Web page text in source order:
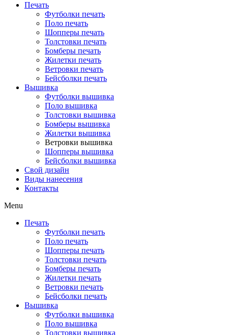
Печать
Футболки печать
Поло печать
Шопперы печать
Толстовки печать
Бомберы печать
Жилетки печать
Ветровки печать
Бейсболки печать
Вышивка
Футболки вышивка
Поло вышивка
Толстовки вышивка
Бомберы вышивка
Жилетки вышивка
Ветровки вышивка
Шопперы вышивка
Бейсболки вышивка
Свой дизайн
Виды нанесения
Контакты
Menu
Печать
Футболки печать
Поло печать
Шопперы печать
Толстовки печать
Бомберы печать
Жилетки печать
Ветровки печать
Бейсболки печать
Вышивка
Футболки вышивка
Поло вышивка
Толстовки вышивка